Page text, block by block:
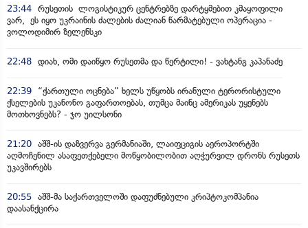
23:44 რუსეთის ლოგისტიკურ ცენტრებზე დარტყმებით კმაყოფილი
ვარ, ეს იყო უკრაინის ძალების ძალიან წარმატებული ოპერაცია -
ვოლოდიმირ ზელენსკი
22:48 დიახ, ომი დაიწყო რუსეთმა და წერტილი! - ვახტანგ კაპანაძე
22:39
“ქართული ოცნება” ხელს უწყობს ირანული ტერორისტული
ქსელების უკანონო გაფართოებას, თუმცა მაინც ამერიკას უყენებს
მოთხოვნებს? - ჯო უილსონი
21:20 აშშ-ის დაზვერვა გერმანიაში, ლაიფციგის აეროპორტში
აღმოჩენილ ასაფეთქებელი მოწყობილობით აღჭურვილ დრონს რუსეთს
უკავშირებს
20:55 აშშ-მა საქართველოში დაფუძნებული კრიპტოკომპანია
დაასანქცირა